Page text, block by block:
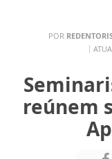
POR
reúnem